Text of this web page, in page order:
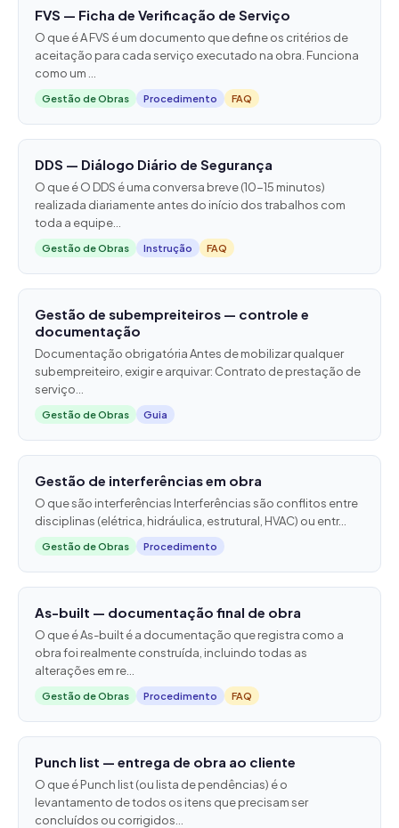
FVS — Ficha de Verificação de Serviço
O que é A FVS é um documento que define os critérios de
aceitação para cada serviço executado na obra. Funciona
como um ...
Gestão de Obras Procedimento FAQ
DDS — Diálogo Diário de Segurança
O que é O DDS é uma conversa breve (10-15 minutos)
realizada diariamente antes do início dos trabalhos com
toda a equipe...
Gestão de Obras Instrução FAQ
Gestão de subempreiteiros — controle e
documentação
Documentação obrigatória Antes de mobilizar qualquer
subempreiteiro, exigir e arquivar: Contrato de prestação de
serviço...
Gestão de Obras Guia
Gestão de interferências em obra
O que são interferências Interferências são conflitos entre
disciplinas (elétrica, hidráulica, estrutural, HVAC) ou entr...
Gestão de Obras Procedimento
As-built — documentação final de obra
O que é As-built é a documentação que registra como a
obra foi realmente construída, incluindo todas as
alterações em re...
Gestão de Obras Procedimento FAQ
Punch list — entrega de obra ao cliente
O que é Punch list (ou lista de pendências) é o
levantamento de todos os itens que precisam ser
concluídos ou corrigidos...